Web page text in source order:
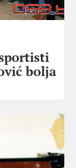
bolja